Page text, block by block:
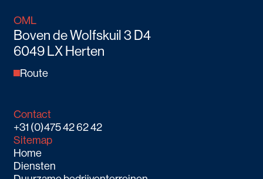
OML
Boven de Wolfskuil 3 D4
6049 LX Herten
Route
Contact
+31 (0)475 42 62 42
Sitemap
Home
Diensten